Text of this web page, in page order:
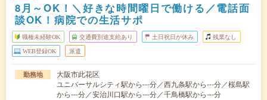
8月～OK！＼好きな時間曜日で働ける／電話面
談OK！病院での生活サポ
職種未経験OK 交通費別途支給あり 土日祝日が休み 残業なし
WEB登録OK 派遣
勤務地
大阪市此花区
ユニバーサルシティ駅から---分／西九条駅から---分／桜島駅
から---分／安治川口駅から---分／千鳥橋駅から---分